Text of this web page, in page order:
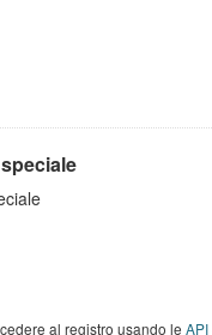
al registro usando le API